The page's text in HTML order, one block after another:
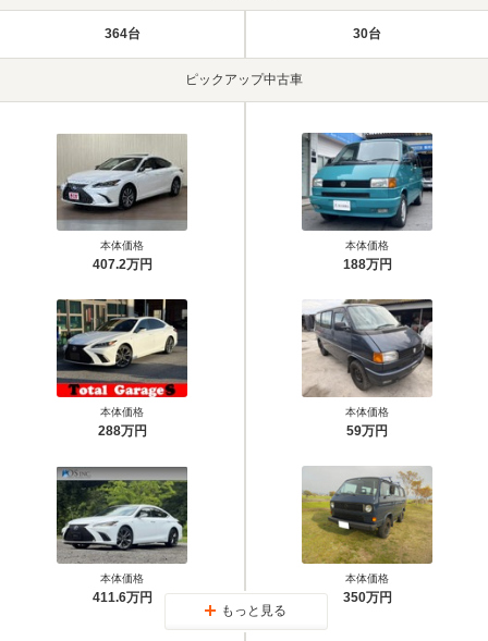
364台 30台
ピックアップ中古車
本体価格
407.2万円
本体価格
288万円
本体価格
411.6万円
本体価格
188万円
本体価格
59万円
本体価格
350万円
もっと見る